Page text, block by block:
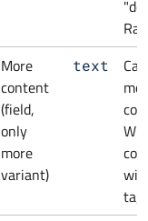
More
content
(field,
only
more
variant)
text
tag.